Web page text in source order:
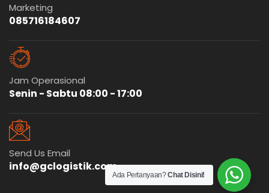
Marketing
085716184607
Jam Operasional
Senin - Sabtu 08:00 - 17:00
Send Us Email
info@gclogistik.com
Ada Pertanyaan?Chat Disini!